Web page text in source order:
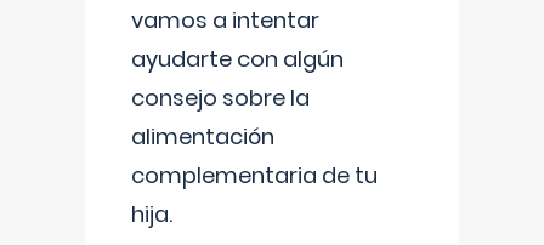
vamos a intentar
ayudarte con algún
consejo sobre la
alimentación
complementaria de tu
hija.